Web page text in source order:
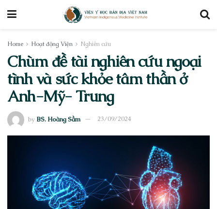
Home Hoạt động Viện Nghiên cứu
Chùm đề tài nghiên cứu ngoại
tình và sức khỏe tâm thần ở
Anh-Mỹ- Trung
by BS. Hoàng Sầm 23/09/2024